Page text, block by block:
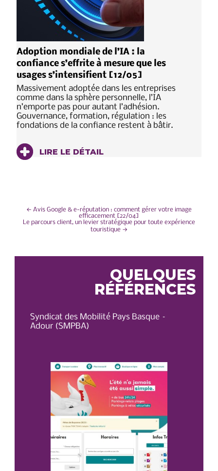
Adoption mondiale de l’IA : la
confiance s’effrite à mesure que les
usages s’intensifient [12/05]
Massivement adoptée dans les entreprises
comme dans la sphère personnelle, l’IA
n’emporte pas pour autant l’adhésion.
Gouvernance, formation, régulation : les
fondations de la confiance restent à bâtir.
LIRE LE DÉTAIL
NAVIGATION
← Avis Google & e-réputation : comment gérer votre image
efficacement [22/04]
Le parcours client, un levier stratégique pour toute expérience
touristique →
QUELQUES
RÉFÉRENCES
Syndicat des Mobilité Pays Basque –
Adour (SMPBA)